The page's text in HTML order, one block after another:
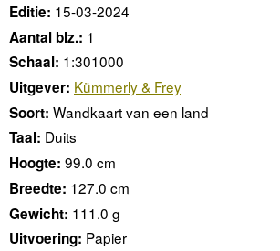
Editie: 15-03-2024
Aantal blz.: 1
Schaal: 1:301000
Uitgever: Kümmerly & Frey
Soort: Wandkaart van een land
Taal: Duits
Hoogte: 99.0 cm
Breedte: 127.0 cm
Gewicht: 111.0 g
Uitvoering: Papier